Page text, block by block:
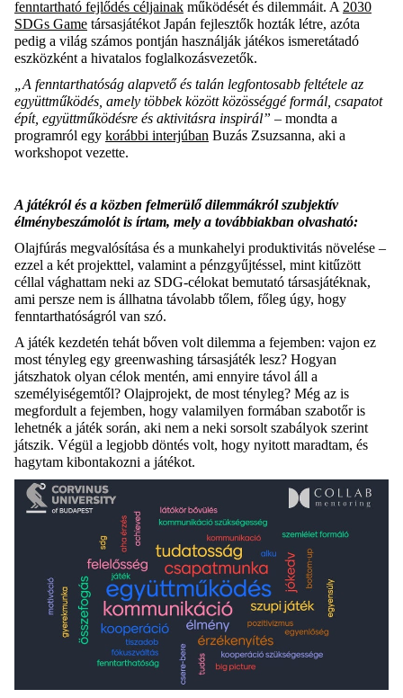
fenntartható fejlődés céljainak működését és dilemmáit. A 2030
SDGs Game társasjátékot Japán fejlesztők hozták létre, azóta
pedig a világ számos pontján használják játékos ismeretátadó
eszközként a hivatalos foglalkozásvezetők.
„A fenntarthatóság alapvető és talán legfontosabb feltétele az
együttműködés, amely többek között közösséggé formál, csapatot
épít, együttműködésre és aktivitásra inspirál” – mondta a
programról egy korábbi interjúban Buzás Zsuzsanna, aki a
workshopot vezette.
A játékról és a közben felmerülő dilemmákról szubjektív
élménybeszámolót is írtam, mely a továbbiakban olvasható:
Olajfúrás megvalósítása és a munkahelyi produktivitás növelése –
ezzel a két projekttel, valamint a pénzgyűjtéssel, mint kitűzött
céllal vághattam neki az SDG-célokat bemutató társasjátéknak,
ami persze nem is állhatna távolabb tőlem, főleg úgy, hogy
fenntarthatóságról van szó.
A játék kezdetén tehát bőven volt dilemma a fejemben: vajon ez
most tényleg egy greenwashing társasjáték lesz? Hogyan
játszhatok olyan célok mentén, ami ennyire távol áll a
személyiségemtől? Olajprojekt, de most tényleg? Még az is
megfordult a fejemben, hogy valamilyen formában szabotőr is
lehetnék a játék során, aki nem a neki sorsolt szabályok szerint
játszik. Végül a legjobb döntés volt, hogy nyitott maradtam, és
hagytam kibontakozni a játékot.